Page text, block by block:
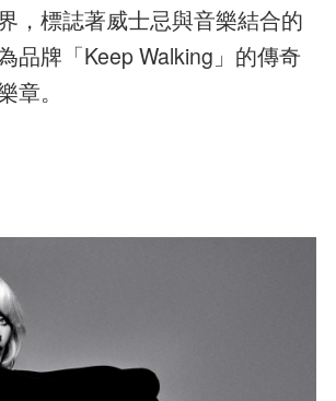
，標誌著威士忌與音樂結合的
品牌「Keep Walking」的傳奇
章。